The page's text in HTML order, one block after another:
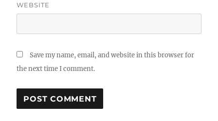
WEBSITE
Save my name, email, and website in this browser for
the next time I comment.